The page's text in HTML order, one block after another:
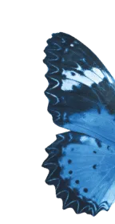
springen